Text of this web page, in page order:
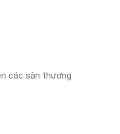
các sàn thương